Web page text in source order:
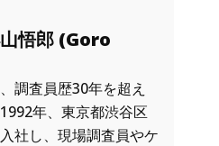
悟郎 (Goro
調査員歴30年を超え
年、東京都渋谷区
社し、現場調査員やケ